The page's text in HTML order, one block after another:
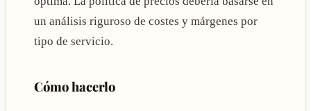
un análisis riguroso de costes y márgenes por
tipo de servicio.
Cómo hacerlo